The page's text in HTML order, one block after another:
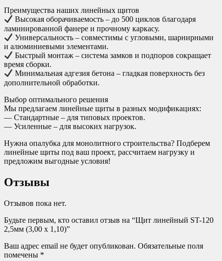
Преимущества наших линейных щитов
Высокая оборачиваемость – до 500 циклов благодаря
ламинированной фанере и прочному каркасу.
Универсальность – совместимы с угловыми, шарнирными
и алюминиевыми элементами.
Быстрый монтаж – система замков и подпоров сокращает
время сборки.
Минимальная адгезия бетона – гладкая поверхность без
дополнительной обработки.
Выбор оптимального решения
Мы предлагаем линейные щиты в разных модификациях:
— Стандартные – для типовых проектов.
— Усиленные – для высоких нагрузок.
Нужна опалубка для монолитного строительства? Подберем
линейные щиты под ваш проект, рассчитаем нагрузку и
предложим выгодные условия!
Отзывы
Отзывов пока нет.
Будьте первым, кто оставил отзыв на “Щит линейный ST-120
2,5мм (3,00 х 1,10)”
Ваш адрес email не будет опубликован. Обязательные поля
помечены *